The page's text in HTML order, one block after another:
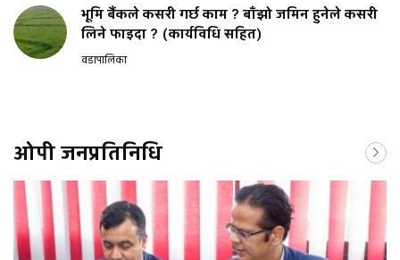
भूमि बैंकले कसरी गर्छ काम ? बाँझो जमिन हुनेले कसरी
लिने फाइदा ? (कार्यविधि सहित)
वडापालिका
ओपी जनप्रतिनिधि